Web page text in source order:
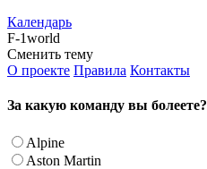
Календарь
F-1world
Сменить тему
О проекте Правила Контакты
За какую команду вы болеете?
Alpine
Aston Martin